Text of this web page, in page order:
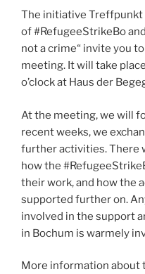
The initiative Treffpunkt
of #RefugeeStrikeBo
not a crime“ invite you
meeting. It will take
o’clock at Haus der
At the meeting, we will
recent weeks, we
further activities. There
how the
their work, and how the
supported further on.
involved in the support
in Bochum is warmely
More information about